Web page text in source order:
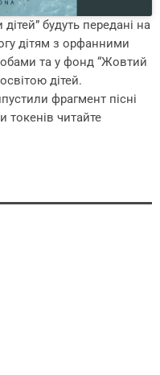
будуть передані на
дітям з орфанними
та у фонд “Жовтий
дітей.
фрагмент пісні
токенів читайте